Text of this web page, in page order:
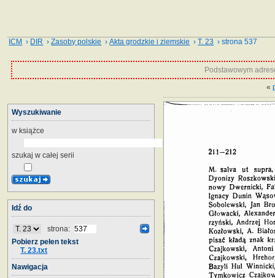
ICM › DIR ›Zasoby polskie ›Akta grodzkie i ziemskie ›T. 23 › strona 537
Podstawowym
«
Wyszukiwanie
w książce
szukaj w całej serii
Idź do
strona:
Pobierz pełen tekst
T. 23.txt
Nawigacja